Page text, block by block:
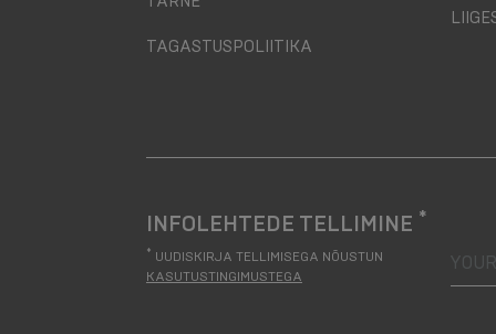
TAGASTUSPOLIITIKA
INFOLEHTEDE TELLIMINE *
* UUDISKIRJA TELLIMISEGA NÕUSTUN
KASUTUSTINGIMUSTEGA